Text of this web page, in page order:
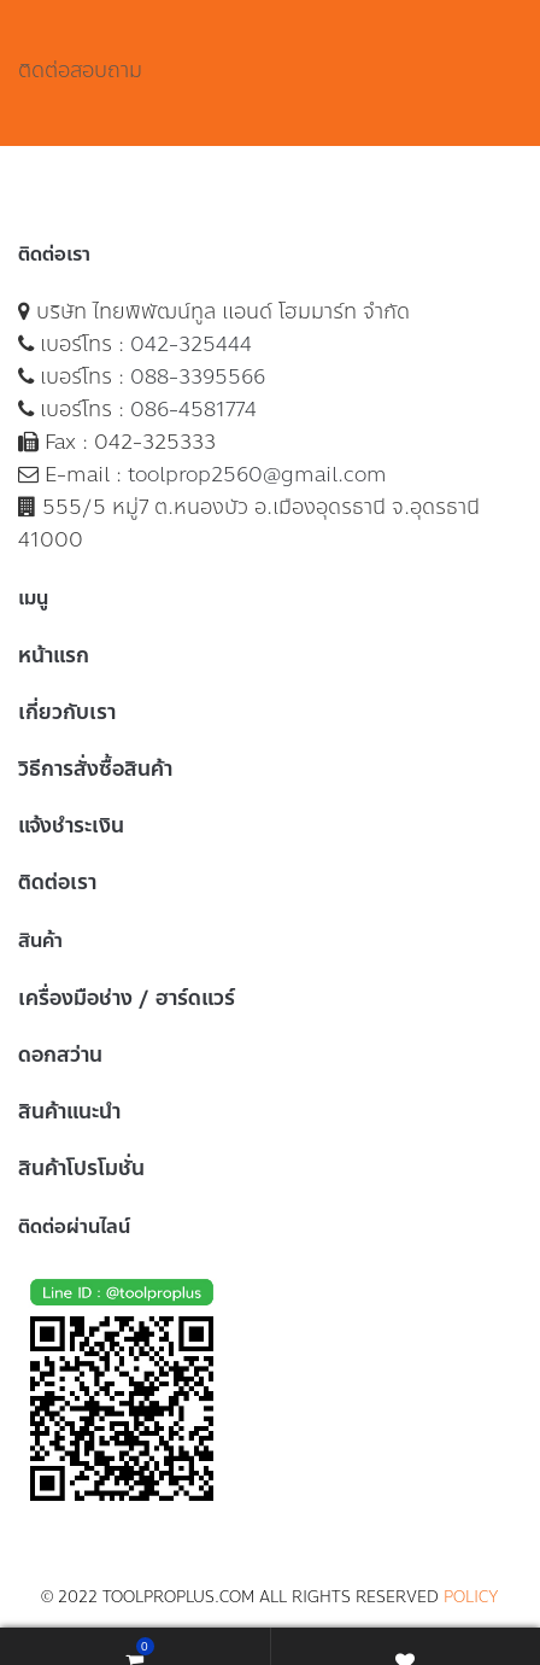
ติดต่อสอบถาม
ติดต่อเรา
บริษัท ไทยพิพัฒน์ทูล แอนด์ โฮมมาร์ท จำกัด
เบอร์โทร : 042-325444
เบอร์โทร : 088-3395566
เบอร์โทร : 086-4581774
Fax : 042-325333
E-mail : toolprop2560@gmail.com
555/5 หมู่7 ต.หนองบัว อ.เมืองอุดรธานี จ.อุดรธานี
41000
เมนู
หน้าแรก
เกี่ยวกับเรา
วิธีการสั่งซื้อสินค้า
แจ้งชำระเงิน
ติดต่อเรา
สินค้า
เครื่องมือช่าง / ฮาร์ดแวร์
ดอกสว่าน
สินค้าแนะนำ
สินค้าโปรโมชั่น
ติดต่อผ่านไลน์
© 2022 TOOLPROPLUS.COM ALL RIGHTS RESERVED POLICY
0